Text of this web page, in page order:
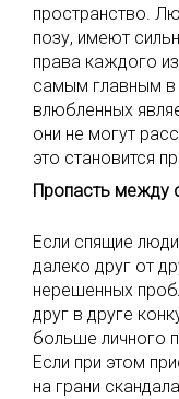
пространство.
позу, имеют
права каждого
самым главным в
влюбленных
они не могут
это становится
Пропасть между
Если спящие
далеко друг от
нерешенных
друг в друге
больше личного
Если при этом
на грани